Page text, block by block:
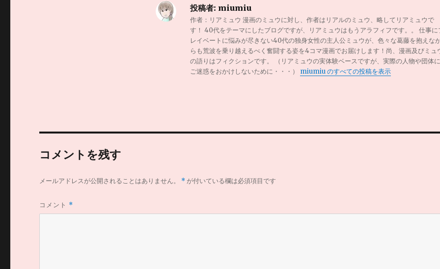
投稿者: miumiu
作者：リアミュウ 漫画のミュウに対し、作者はリアルのミュウ、略してリアミュウで
す！ 40代をテーマにしたブログですが、リアミュウはもうアラフィフです。。 仕事に
レイベートに悩みが尽きない40代の独身女性の主人公ミュウが、色々な葛藤を抱えな
らも荒波を乗り越えるべく奮闘する姿を4コマ漫画でお届けします！尚、漫画及びミュ
の語りはフィクションです。 （リアミュウの実体験ベースですが、実際の人物や団体に
ご迷惑をおかけしないために・・・） miumiu のすべての投稿を表示
コメントを残す
メールアドレスが公開されることはありません。 * が付いている欄は必須項目です
コメント *